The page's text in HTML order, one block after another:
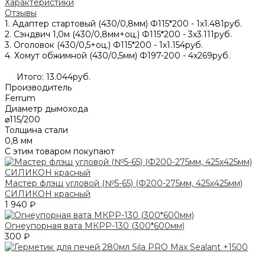
Отзывы
1. Адаптер стартовый (430/0,8мм) Ф115*200 - 1х1.481руб.
2. Сэндвич 1,0м (430/0,8мм+оц.) Ф115*200 - 3х3.111руб.
3. Оголовок (430/0,5+оц.) Ф115*200 - 1х1.154руб.
4. Хомут обжимной (430/0,5мм) Ф197-200 - 4х269руб.
Итого: 13.044руб.
Производитель
Ferrum
Диаметр дымохода
⌀115/200
Толщина стали
0,8 мм
С этим товаром покупают
Мастер флэш угловой (№5-65) (Ф200-275мм, 425х425мм)
СИЛИКОН красный
1 940 ₽
Огнеупорная вата МКРР-130 (300*600мм)
300 ₽